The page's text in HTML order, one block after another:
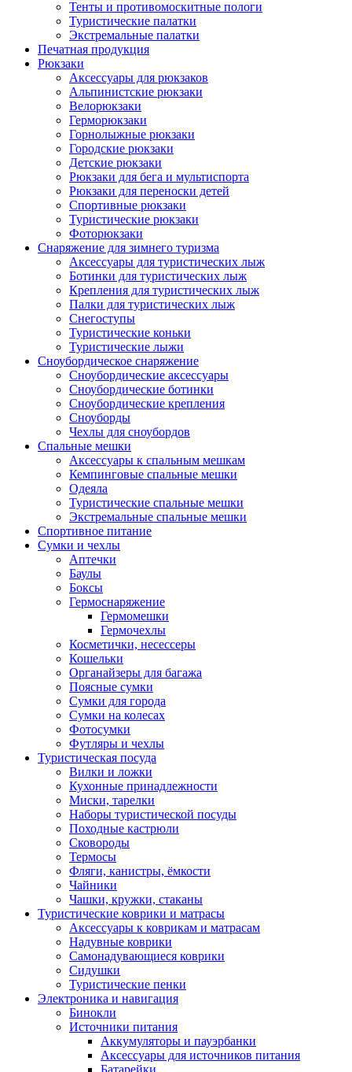
Тенты и противомоскитные пологи
Туристические палатки
Экстремальные палатки
Печатная продукция
Рюкзаки
Аксессуары для рюкзаков
Альпинистские рюкзаки
Велорюкзаки
Герморюкзаки
Горнолыжные рюкзаки
Городские рюкзаки
Детские рюкзаки
Рюкзаки для бега и мультиспорта
Рюкзаки для переноски детей
Спортивные рюкзаки
Туристические рюкзаки
Фоторюкзаки
Снаряжение для зимнего туризма
Аксессуары для туристических лыж
Ботинки для туристических лыж
Крепления для туристических лыж
Палки для туристических лыж
Снегоступы
Туристические коньки
Туристические лыжи
Сноубордическое снаряжение
Сноубордические аксессуары
Сноубордические ботинки
Сноубордические крепления
Сноуборды
Чехлы для сноубордов
Спальные мешки
Аксессуары к спальным мешкам
Кемпинговые спальные мешки
Одеяла
Туристические спальные мешки
Экстремальные спальные мешки
Спортивное питание
Сумки и чехлы
Аптечки
Баулы
Боксы
Гермоснаряжение
Гермомешки
Гермочехлы
Косметички, несессеры
Кошельки
Органайзеры для багажа
Поясные сумки
Сумки для города
Сумки на колесах
Фотосумки
Футляры и чехлы
Туристическая посуда
Вилки и ложки
Кухонные принадлежности
Миски, тарелки
Наборы туристической посуды
Походные кастрюли
Сковороды
Термосы
Фляги, канистры, ёмкости
Чайники
Чашки, кружки, стаканы
Туристические коврики и матрасы
Аксессуары к коврикам и матрасам
Надувные коврики
Самонадувающиеся коврики
Сидушки
Туристические пенки
Электроника и навигация
Бинокли
Источники питания
Аккумуляторы и пауэрбанки
Аксессуары для источников питания
Батарейки